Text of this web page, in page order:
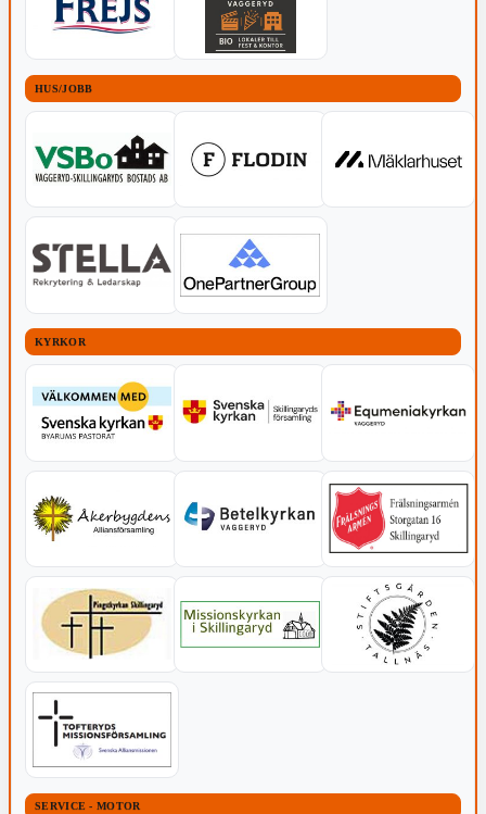
HUS/JOBB
KYRKOR
SERVICE - MOTOR